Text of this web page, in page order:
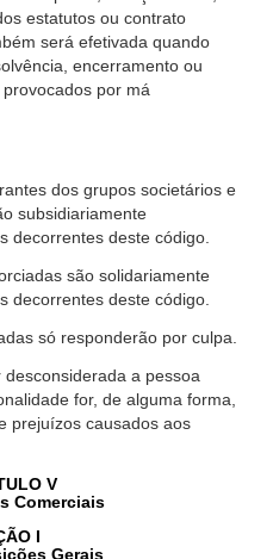
estatutos ou contrato
será efetivada quando
encerramento ou
por má
dos grupos societários e
subsidiariamente
decorrentes deste código.
são solidariamente
decorrentes deste código.
só responderão por culpa.
a pessoa
for, de alguma forma,
prejuízos causados aos
V
Comerciais
I
Gerais